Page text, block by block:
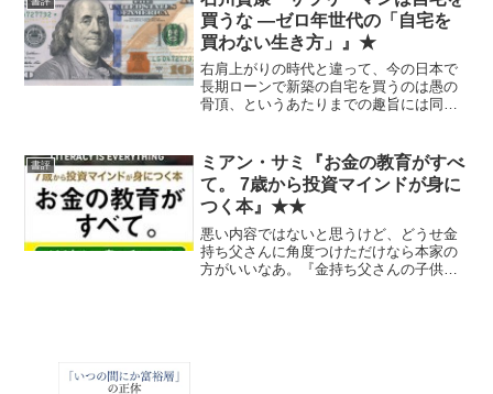
買うな ―ゼロ年世代の「自宅を
買わない生き方」』★
右肩上がりの時代と違って、今の日本で
長期ローンで新築の自宅を買うのは愚の
骨頂、というあたりまでの趣旨には同
場合しかおすすめできない。不動産投資
本としても通り一遍で、ほぼ...
書評
ミアン・サミ『お金の教育がすべ
て。 7歳から投資マインドが身に
つく本』★★
悪い内容ではないと思うけど、どうせ金
持ち父さんに角度つけただけなら本家の
方がいいなあ。『金持ち父さんの子供は